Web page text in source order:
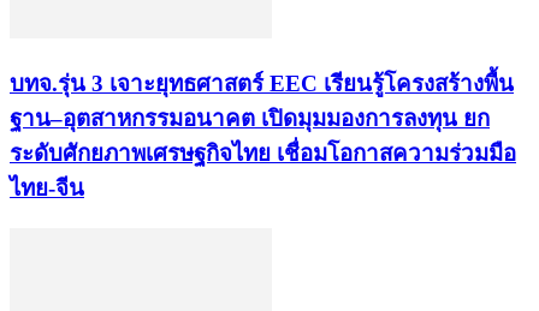
บทจ.รุ่น 3 เจาะยุทธศาสตร์ EEC เรียนรู้โครงสร้างพื้น
ฐาน–อุตสาหกรรมอนาคต เปิดมุมมองการลงทุน ยก
ระดับศักยภาพเศรษฐกิจไทย เชื่อมโอกาสความร่วมมือ
ไทย-จีน